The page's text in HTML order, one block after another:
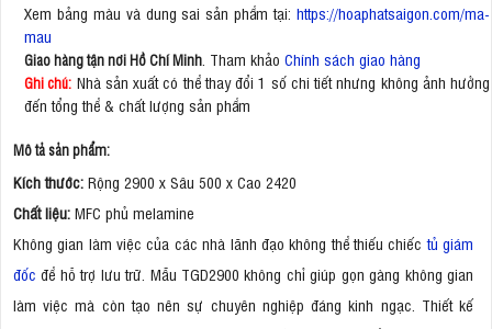
Xem bảng màu và dung sai sản phẩm tại: https://hoaphatsaigon.com/ma-
mau
Giao hàng tận nơi Hồ Chí Minh . Tham khảo Chính sách giao hàng
Ghi chú: Nhà sản xuất có thể thay đổi 1 số chi tiết nhưng không ảnh hưởng
đến tổng thể & chất lượng sản phẩm
Mô tả sản phẩm:
Kích thước: Rộng 2900 x Sâu 500 x Cao 2420
Chất liệu: MFC phủ melamine
Không gian làm việc của các nhà lãnh đạo không thể thiếu chiếctủ giám
đốc để hỗ trợ lưu trữ. Mẫu TGD2900 không chỉ giúp gọn gàng không gian
làm việc mà còn tạo nên sự chuyên nghiệp đáng kinh ngạc. Thiết kế